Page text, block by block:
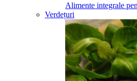
Alimente integrale
Verdețuri